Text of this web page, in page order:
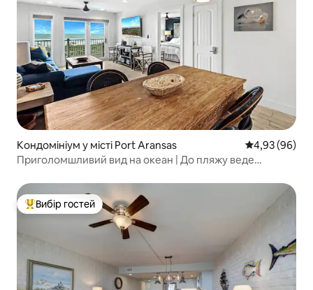
Кондомініум у місті Port Aransas Середня
4,93 (96)
Приголомшливий вид на океан | До пляжу веде
Топ вибір гостей
Вибір гостей